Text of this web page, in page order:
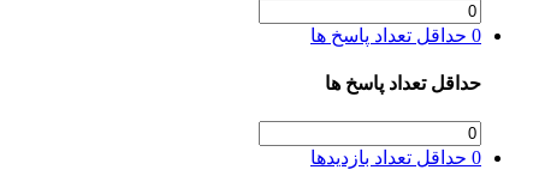
0 حداقل تعداد پاسخ ها
حداقل تعداد پاسخ ها
0 حداقل تعداد بازدیدها